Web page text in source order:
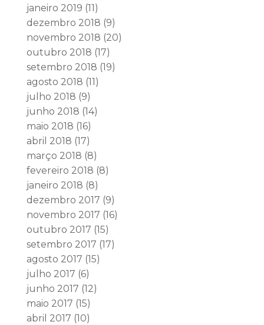
janeiro 2019 (11)
dezembro 2018 (9)
novembro 2018 (20)
outubro 2018 (17)
setembro 2018 (19)
agosto 2018 (11)
julho 2018 (9)
junho 2018 (14)
maio 2018 (16)
abril 2018 (17)
março 2018 (8)
fevereiro 2018 (8)
janeiro 2018 (8)
dezembro 2017 (9)
novembro 2017 (16)
outubro 2017 (15)
setembro 2017 (17)
agosto 2017 (15)
julho 2017 (6)
junho 2017 (12)
maio 2017 (15)
abril 2017 (10)